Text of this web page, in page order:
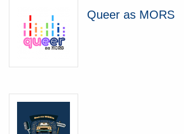
Queer as MORS